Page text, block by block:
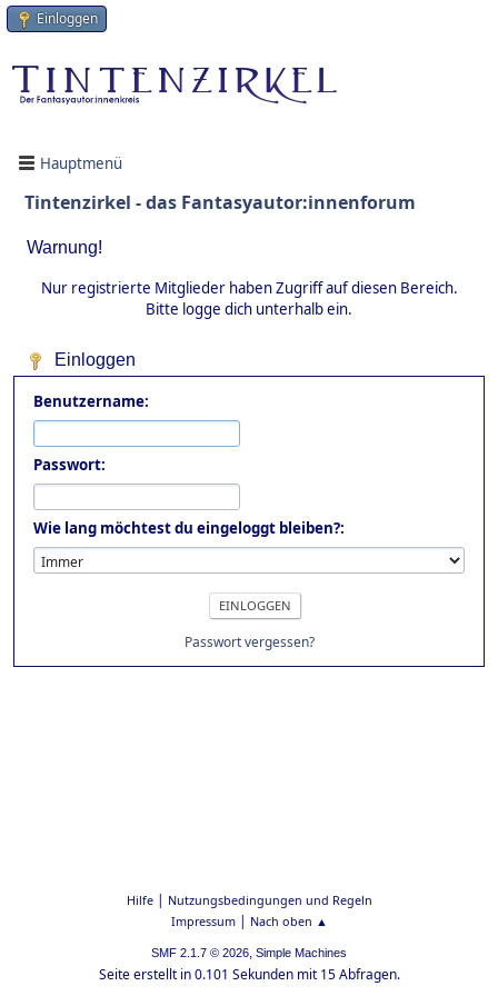
Einloggen
Hauptmenü
Tintenzirkel - das Fantasyautor:innenforum
Warnung!
Nur registrierte Mitglieder haben Zugriff auf diesen Bereich.
Bitte logge dich unterhalb ein.
Einloggen
Benutzername:
Passwort:
Wie lang möchtest du eingeloggt bleiben?:
Passwort vergessen?
Hilfe| Nutzungsbedingungen und Regeln
Impressum| Nach oben ▲
SMF 2.1.7 © 2026, Simple Machines
Seite erstellt in 0.101 Sekunden mit 15 Abfragen.